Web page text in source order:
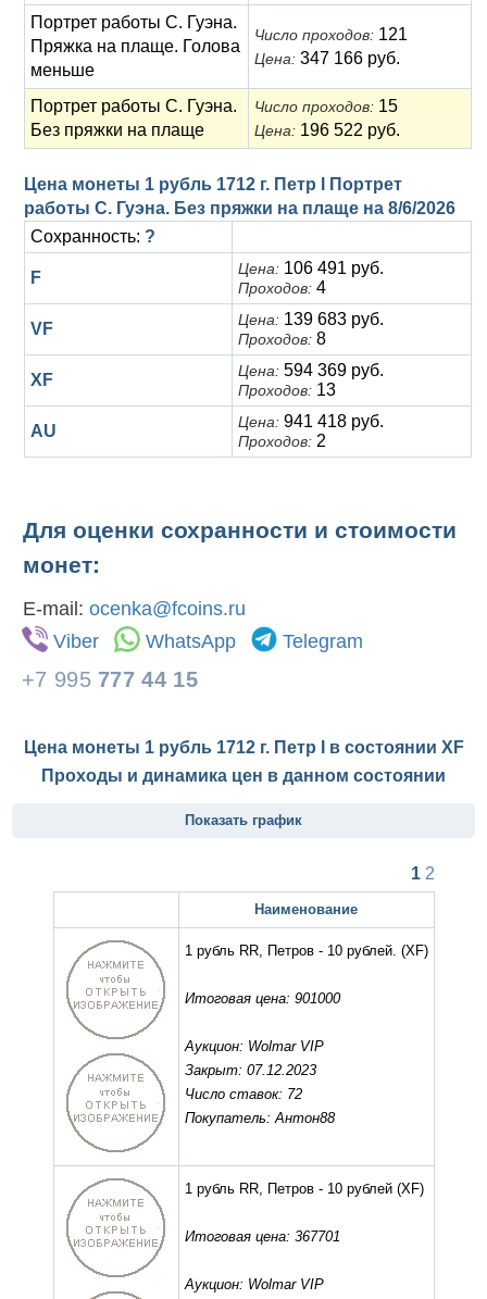
Портрет работы C. Гуэна.
Пряжка на плаще. Голова
меньше
Число проходов: 121
Цена: 347 166 руб.
Портрет работы C. Гуэна.
Без пряжки на плаще
Число проходов: 15
Цена: 196 522 руб.
Цена монеты 1 рубль 1712 г. Петр I Портрет
работы C. Гуэна. Без пряжки на плаще на 8/6/2026
Сохранность: ?
F Цена: 106 491 руб.
Проходов: 4
VF Цена: 139 683 руб.
Проходов: 8
XF Цена: 594 369 руб.
Проходов: 13
AU Цена: 941 418 руб.
Проходов: 2
Для оценки сохранности и стоимости
монет:
E-mail: ocenka@fcoins.ru
Viber
WhatsApp Telegram
+7 995 777 44 15
Цена монеты 1 рубль 1712 г. Петр I в состоянии XF
Проходы и динамика цен в данном состоянии
Показать график
1 2
Наименование
1 рубль RR, Петров - 10 рублей. (XF)
Итоговая цена: 901000
Аукцион: Wolmar VIP
Закрыт: 07.12.2023
Число ставок: 72
Покупатель: Антон88
1 рубль RR, Петров - 10 рублей(XF)
Итоговая цена: 367701
Аукцион: Wolmar VIP